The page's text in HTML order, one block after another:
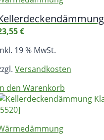
€
19 % MwSt.
Versandkosten
den Warenkorb